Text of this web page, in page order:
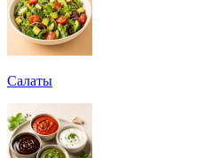
Салаты